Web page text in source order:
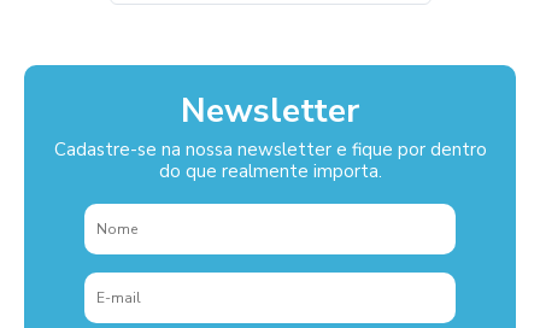
Newsletter
Cadastre-se na nossa newsletter e fique por dentro
do que realmente importa.